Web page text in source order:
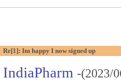
Re[1]: Im happy I now signed up
IndiaPharm -(2023/